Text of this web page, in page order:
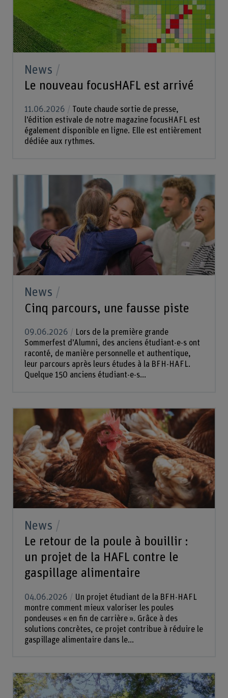
News
Le nouveau focusHAFL est arrivé
11.06.2026
Toute chaude sortie de presse,
l’édition estivale de notre magazine focusHAFL est
également disponible en ligne. Elle est entièrement
dédiée aux rythmes.
News
Cinq parcours, une fausse piste
09.06.2026
Lors de la première grande
Sommerfest d’Alumni, des anciens étudiant-e-s ont
raconté, de manière personnelle et authentique,
leur parcours après leurs études à la BFH-HAFL.
Quelque 150 anciens étudiant-e-s...
News
Le retour de la poule à bouillir :
un projet de la HAFL contre le
gaspillage alimentaire
04.06.2026
Un projet étudiant de la BFH-HAFL
montre comment mieux valoriser les poules
pondeuses « en fin de carrière ». Grâce à des
solutions concrètes, ce projet contribue à réduire le
gaspillage alimentaire dans le...